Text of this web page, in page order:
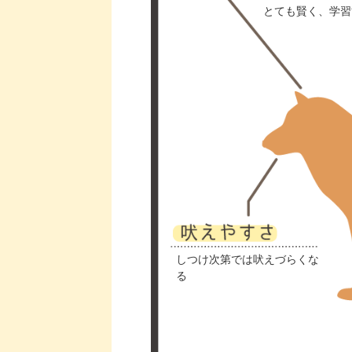
とても賢く、学
しつけ次第では吠えづらくな
る